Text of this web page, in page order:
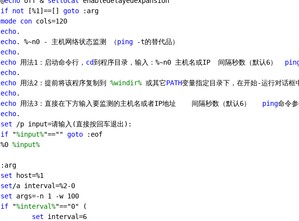
if not [%1 ]==[] goto :arg
mode con cols=120
echo.
echo. %~n0 - 主机网络状态监测 （ping -t的替代品）
echo.
echo 用法1 ：启动命令行， cd到程序目录，输入：%~n0 主机名或IP  间隔秒数（默认6）
echo.
echo 用法2 ：提前将该程序复制到 %windir% 或其它PATH变量指定目录下，在开始-运行对话框
echo.
echo 用法3 ：直接在下方输入要监测的主机名或者IP地址    间隔秒数（默认6） ping命令
echo.
set /p input=请输入(直接按回车退出):
if "%input%"=="" goto :eof
%0 %input%
:arg
set host=%1
set/a interval=%2-0
set args=-n 1 -w 100
if "%interval%"=="0" (
set interval=6